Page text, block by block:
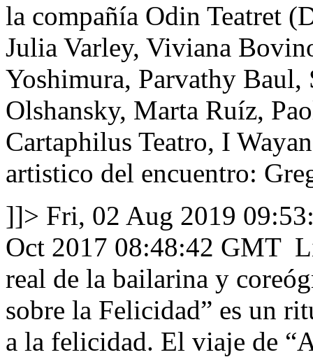
la compañía Odin Teatret
Julia Varley, Viviana
Yoshimura, Parvathy
Olshansky, Marta Ruíz,
Cartaphilus Teatro, I
artistico del encuentro:
]]> Fri, 02 Aug 2019
Oct 2017 08:48:42 GMT
real de la bailarina y
sobre la Felicidad” es un
a la felicidad. El viaje de